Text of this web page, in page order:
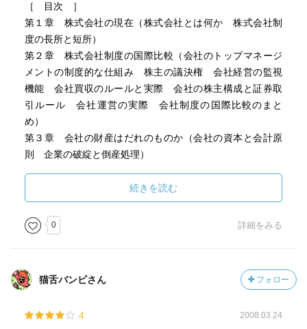
［ 目次 ］
第１章 株式会社の現在（株式会社とは何か 株式会社制
度の長所と短所）
第２章 株式会社制度の国際比較（会社のトップマネージ
メントの制度的な仕組み 株主の議決権 会社経営の監視
機能 会社買収のルールと実際 会社の株主構成と証券取
引ルール 会社運営の実際 会社制度の国際比較のまと
め）
第３章 会社の財産はだれのものか（会社の資本と会計原
則 企業の破綻と倒産処理）
機関の脆弱化と金融不安 銀行部門の過大な株式保有と脆
弱性 金融システムの再構築 企業金融の変化と日本的企
業経営への影響）
続きを読む
0 詳細をみる
猫舌バンビさん フォロー
4 2008.03.24